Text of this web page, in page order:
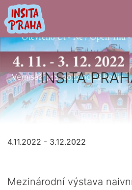
INSITA
4.11.2022 - 3.12.2022
Mezinárodní výstava